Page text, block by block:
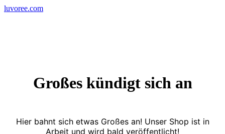
Skip
luvoree.com
Großes kündigt sich an
Hier bahnt sich etwas Großes an! Unser Shop ist in
Arbeit und wird bald veröffentlicht!